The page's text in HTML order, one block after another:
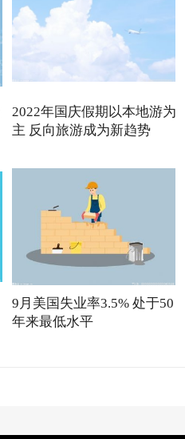
2022年国庆假期以本地游为
主 反向旅游成为新趋势
9月美国失业率3.5% 处于50
年来最低水平